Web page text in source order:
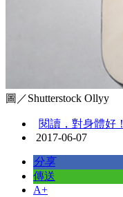
圖／Shutterstock Ollyy
閱讀，對身體好！
2017-06-07
分享
傳送
A+